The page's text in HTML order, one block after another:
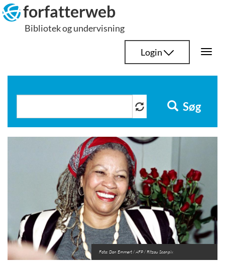
Hop
til
indhold
forfatterweb
Bibliotek og undervisning
Login
Søg
Foto: Don Emmert / AFP / Ritzau Scanpix